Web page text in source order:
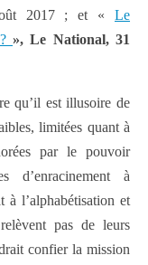
2017 ; et «Le
», Le National, 31
qu’il est illusoire de
limitées quant à
par le pouvoir
d’enracinement à
à l’alphabétisation et
pas de leurs
confier la mission